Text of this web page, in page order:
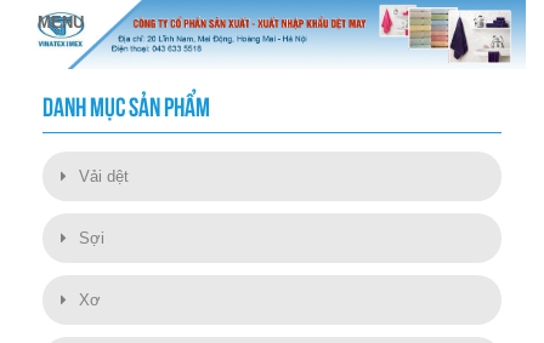
DANH MỤC SẢN PHẨM
Vải dệt
Sợi
Xơ